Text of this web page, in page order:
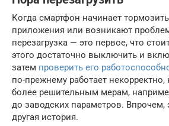
Когда смартфон начинает
приложения или возникают
перезагрузка — это первое, что
этого достаточно выключить и
затем проверить его
по-прежнему работает
более решительным мерам,
до заводских параметров. Впрочем,
другая история.